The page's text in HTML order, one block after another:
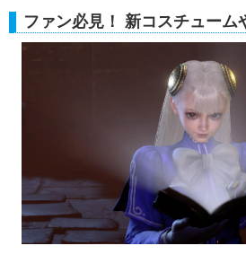
ファン必見！ 新コスチューム